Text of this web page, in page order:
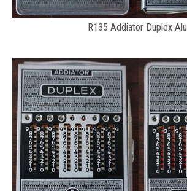
R135 Addiator Duplex Alu